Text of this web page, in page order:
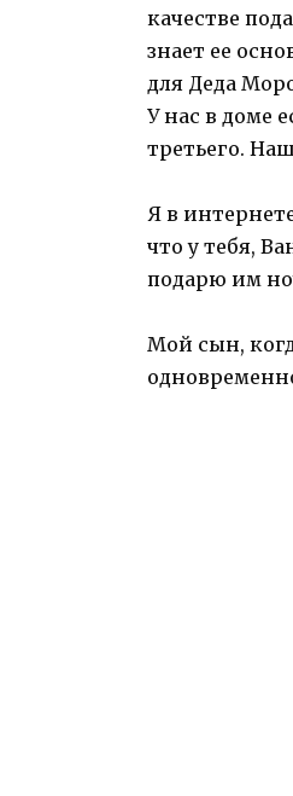
качестве
знает ее
для Деда
У нас в доме
третьего.
Я в
что у тебя,
подарю им
Мой сын,